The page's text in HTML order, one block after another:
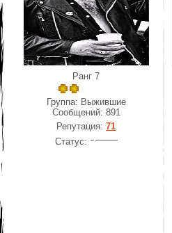
Ранг 7
Группа: Выжившие
Сообщений: 891
Репутация:71
Статус: